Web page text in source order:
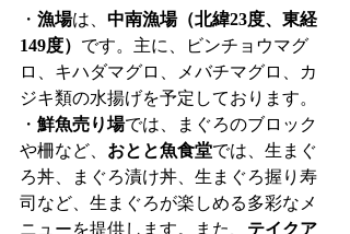
・ 漁場は、 中南漁場（北緯23度、東経
149度） です。主に、ビンチョウマグ
ロ、キハダマグロ、メバチマグロ、カ
ジキ類の水揚げを予定しております。
・ 鮮魚売り場では、まぐろのブロック
や柵など、 おとと魚食堂では、生まぐ
ろ丼、まぐろ漬け丼、生まぐろ握り寿
司など、生まぐろが楽しめる多彩なメ
ニューを提供します。また、 テイクア